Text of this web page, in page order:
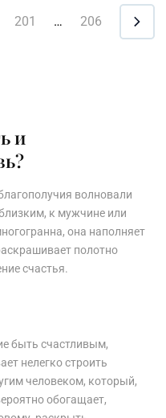
201 … 206
и
волновали
к мужчине или
она наполняет
полотно
счастья.
быть счастливым,
нелегко строить
человеком, который,
обогащает,